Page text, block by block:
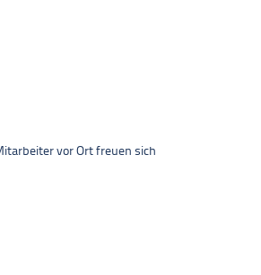
vor Ort freuen sich